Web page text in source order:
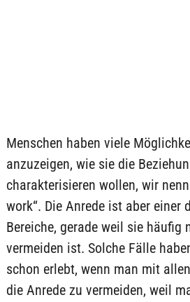
Menschen haben viele
anzuzeigen, wie sie die
charakterisieren wollen, wir
work“. Die Anrede ist aber einer
Bereiche, gerade weil sie häufig
vermeiden ist. Solche Fälle
schon erlebt, wenn man mit
die Anrede zu vermeiden, weil